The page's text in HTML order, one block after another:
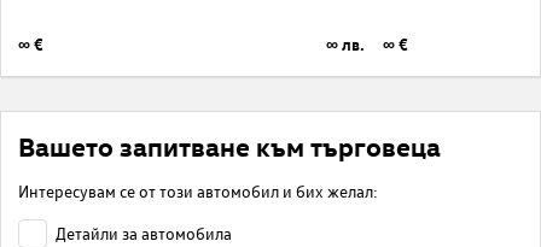
∞ € ∞ лв. ∞ €
Вашето запитване към търговеца
Интересувам се от този автомобил и бих желал:
Детайли за автомобила